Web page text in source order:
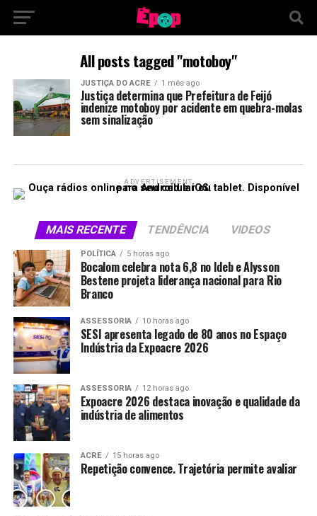
All posts tagged "motoboy"
JUSTIÇA DO ACRE 1 mês ago
Justiça determina que Prefeitura de Feijó
indenize motoboy por acidente em quebra-molas
sem sinalização
ADVERTISEMENT
MAIS RECENTE TENDÊNCIA VIDEOS
POLÍTICA 5 horas ago
Bocalom celebra nota 6,8 no Ideb e Alysson
Bestene projeta liderança nacional para Rio
Branco
ASSESSORIA 10 horas ago
SESI apresenta legado de 80 anos no Espaço
Indústria da Expoacre 2026
ASSESSORIA 12 horas ago
Expoacre 2026 destaca inovação e qualidade da
indústria de alimentos
ACRE 15 horas ago
Repetição convence. Trajetória permite avaliar